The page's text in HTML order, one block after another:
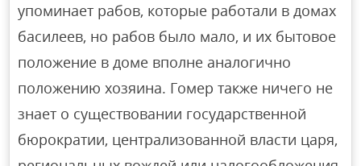
упоминает рабов, которые работали в домах
басилеев, но рабов было мало, и их бытовое
положение в доме вполне аналогично
положению хозяина. Гомер также ничего не
знает о существовании государственной
бюрократии, централизованной власти царя,